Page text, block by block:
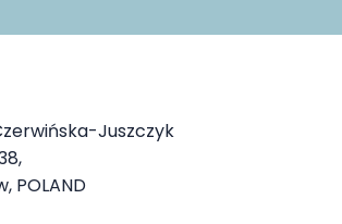
Juszczyk
POLAND